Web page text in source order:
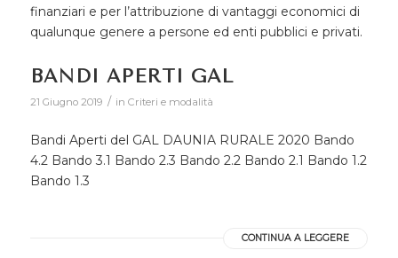
finanziari e per l’attribuzione di vantaggi economici di
qualunque genere a persone ed enti pubblici e privati.
BANDI APERTI GAL
21 Giugno 2019 / in Criteri e modalità
Bandi Aperti del GAL DAUNIA RURALE 2020 Bando
4.2 Bando 3.1 Bando 2.3 Bando 2.2 Bando 2.1 Bando 1.2
Bando 1.3
CONTINUA A LEGGERE